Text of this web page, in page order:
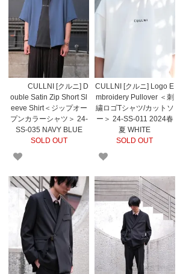
CULLNI [クルニ] D
ouble Satin Zip Short Sl
eeve Shirt＜ジップオー
プンカラーシャツ＞ 24-
SS-035 NAVY BLUE
SOLD OUT
CULLNI [クルニ] Logo E
mbroidery Pullover ＜刺
繍ロゴTシャツ/カットソ
ー＞ 24-SS-011 2024春
夏 WHITE
SOLD OUT